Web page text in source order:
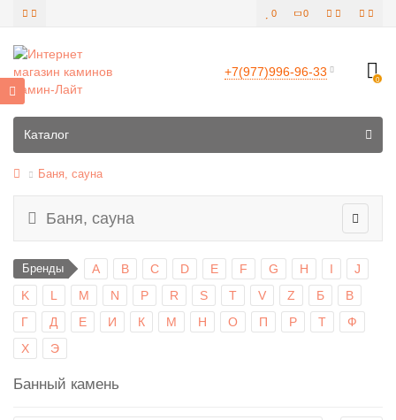
0
0
+7(977)996-96-33
0
Каталог
Баня, сауна
Баня, сауна
Бренды A B C D E F G H I
J
K
L M N P R S T V Z Б
В
Г
Д Е И К М Н О П Р Т
Ф
Х
Э
Банный камень